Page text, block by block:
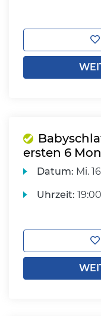
ersten 6
Datum: Mi.
Uhrzeit: